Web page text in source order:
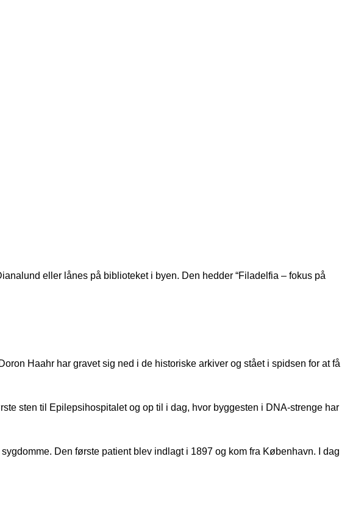
eller lånes på biblioteket i byen. Den hedder “Filadelfia – fokus på
Haahr har gravet sig ned i de historiske arkiver og stået i spidsen for at få
sten til Epilepsihospitalet og op til i dag, hvor byggesten i DNA-strenge har
Den første patient blev indlagt i 1897 og kom fra København. I dag